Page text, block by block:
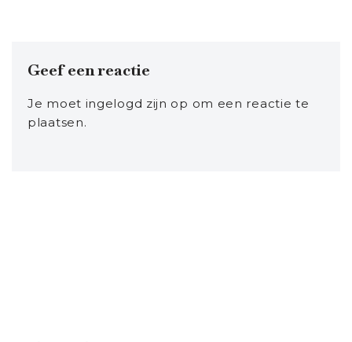
Geef een reactie
Je moet ingelogd zijn op om een reactie te
plaatsen.